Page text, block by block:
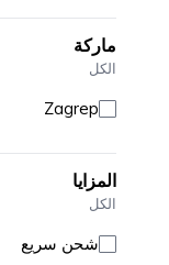
ماركة
الكل
Zagrep
المزايا
الكل
شحن سريع